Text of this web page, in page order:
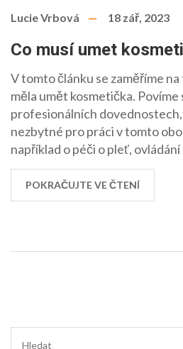
Lucie Vrbová 18 zář, 2023
Co musí umet
V tomto článku se zaměříme
měla umět kosmetička. Povíme
profesionálních
nezbytné pro práci v tomto
například o péči o pleť,
kosmetických procedur a další.
nadšená, že se s vámi o tohle
Tak pojďme na to!
POKRAČUJTE VE ČTENÍ